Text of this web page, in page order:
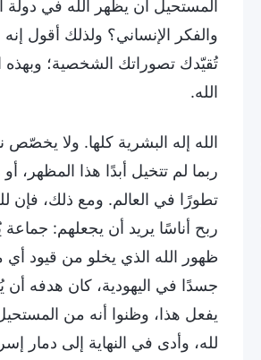
المستحيل أن يظهر الله في
والفكر الإنساني؟ ولذلك أقول
تُقيّدك تصوراتك الشخصية؛ وبهذه
الله.
الله إله البشرية كلها. ولا
ربما لم تتخيل أبدًا هذا المظهر،
تطورًا في العالم. ومع ذلك،
ربح أناسًا يريد أن يجعلهم:
ظهور الله الذي يخلو من قيود
جسدًا في اليهودية، كان هدفه
يفعل هذا، وظنوا أنه من
لله، وأدى في النهاية إلى دمار